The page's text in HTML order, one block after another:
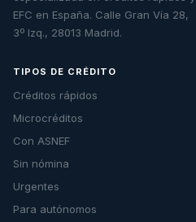
EFC en España. Calle Gran Vía 28,
3º Izq., 28013 Madrid.
TIPOS DE CRÉDITO
Créditos rápidos
Microcréditos
Con ASNEF
Sin nómina
Urgentes
Para autónomos